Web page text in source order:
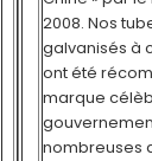
2008. Nos
galvanisés à
ont été
marque
nombreuses